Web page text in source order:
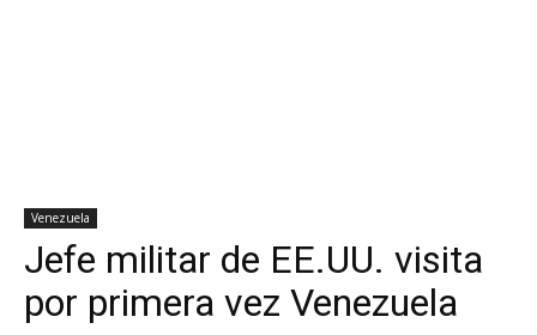
Venezuela
Jefe militar de EE.UU. visita
por primera vez Venezuela